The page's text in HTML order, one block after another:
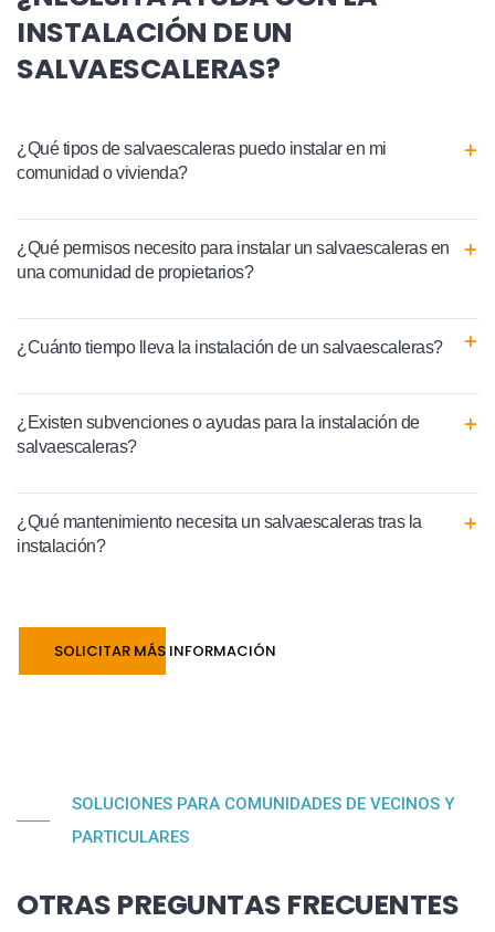
INSTALACIÓN DE UN
SALVAESCALERAS?
¿Qué tipos de salvaescaleras puedo instalar en mi
comunidad o vivienda?
¿Qué permisos necesito para instalar un salvaescaleras en
una comunidad de propietarios?
¿Cuánto tiempo lleva la instalación de un salvaescaleras?
¿Existen subvenciones o ayudas para la instalación de
salvaescaleras?
¿Qué mantenimiento necesita un salvaescaleras tras la
instalación?
SOLICITAR MÁS INFORMACIÓN
SOLUCIONES PARA COMUNIDADES DE VECINOS Y
PARTICULARES
OTRAS PREGUNTAS FRECUENTES